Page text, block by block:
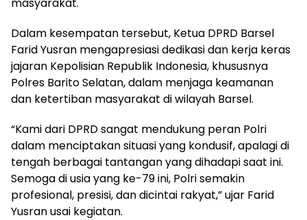
Dalam kesempatan tersebut, Ketua DPRD Barsel
Farid Yusran mengapresiasi dedikasi dan kerja keras
jajaran Kepolisian Republik Indonesia, khususnya
Polres Barito Selatan, dalam menjaga keamanan
dan ketertiban masyarakat di wilayah Barsel.
“Kami dari DPRD sangat mendukung peran Polri
dalam menciptakan situasi yang kondusif, apalagi di
tengah berbagai tantangan yang dihadapi saat ini.
Semoga di usia yang ke-79 ini, Polri semakin
profesional, presisi, dan dicintai rakyat,” ujar Farid
Yusran usai kegiatan.